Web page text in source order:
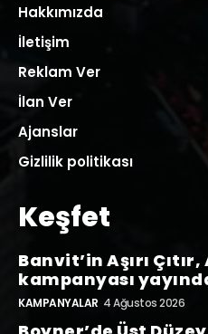
Hakkımızda
İletişim
Reklam Ver
İlan Ver
Ajanslar
Gizlilik politikası
Keşfet
Banvit’in Aşırı Çıtır,
kampanyası
KAMPANYALAR 4 Ağustos 2026